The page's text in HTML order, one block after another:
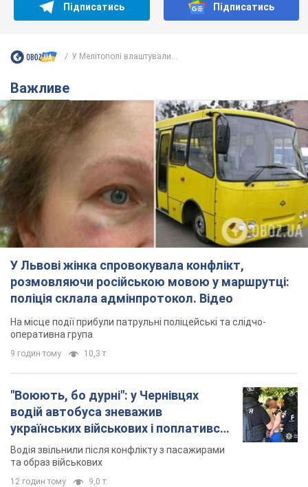
Підписатись Підписатись
У Мелітополі влаштували...
Важливе
У Львові жінка спровокувала конфлікт,
розмовляючи російською мовою у маршрутці:
поліція склала адмінпротокол. Відео
На місце події прибули патрульні поліцейські та слідчо-
оперативна група
9 годин тому 10,3 т.
"Воюють, бо дурні": у Чернівцях
водій автобуса зневажив
українських військових і поплатився.
Відео
Водія звільнили після конфлікту з пасажирами
та образ військових
12 годин тому 9,0 т.